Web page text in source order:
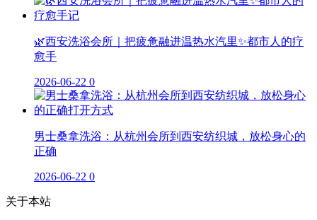
🌿西安洗浴会所｜把疲惫融进温热水汽里✨都市人的疗
愈手
2026-06-22 0
男士桑拿洗浴：从杭州会所到西安纺织城，放松身心的
正确
2026-06-22 0
关于本站